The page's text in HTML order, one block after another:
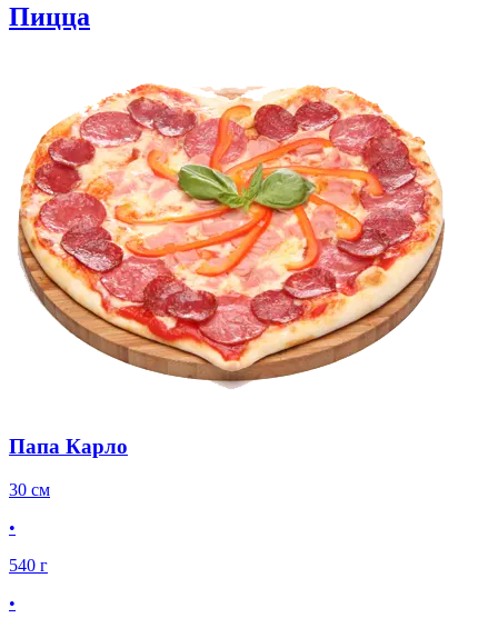
Пицца
Папа Карло
30 см
•
540 г
•